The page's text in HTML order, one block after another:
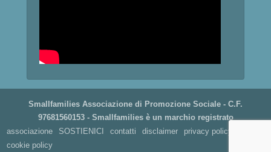
Smallfamilies Associazione di Promozione Sociale - C.F.
97681560153 - Smallfamilies è un marchio registrato
associazione
SOSTIENICI contatti disclaimer
privacy policy
cookie policy